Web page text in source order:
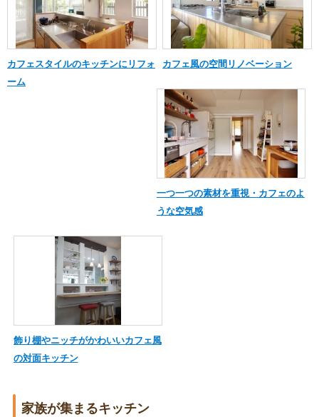
カフェスタイルのキッチンにリフォ
ーム
カフェ風の空間リノベーション
一つ一つの素材を重視・カフェのよ
うな空気感
飾り棚やニッチがかわいいカフェ風
の対面キッチン
家族が集まるキッチン